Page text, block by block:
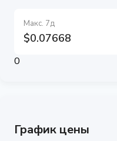
Макс. 7д
$0.07668
0
График цены